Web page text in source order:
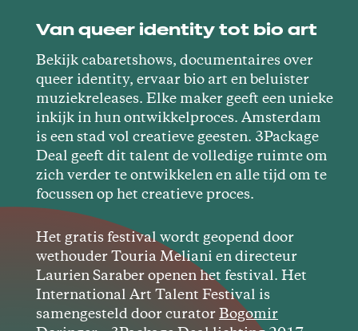
Van queer identity tot bio art
Bekijk cabaretshows, documentaires over
queer identity, ervaar bio art en beluister
muziekreleases. Elke maker geeft een unieke
inkijk in hun ontwikkelproces. Amsterdam
is een stad vol creatieve geesten. 3Package
Deal geeft dit talent de volledige ruimte om
zich verder te ontwikkelen en alle tijd om te
focussen op het creatieve proces.
Het gratis festival wordt geopend door
wethouder Touria Meliani en directeur
Laurien Saraber openen het festival. Het
International Art Talent Festival is
samengesteld door curator Bogomir